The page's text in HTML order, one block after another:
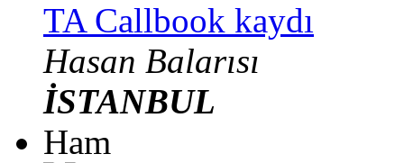
TA Callbook kaydı
Hasan Balarısı
İSTANBUL
Ham